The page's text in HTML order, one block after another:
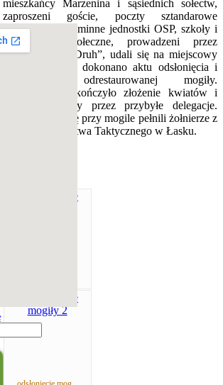
mieszkańcy Marzenina i sąsiednich sołectw,
zaproszeni goście, poczty sztandarowe
reprezentujące gminne jednostki OSP, szkoły i
organizacje społeczne, prowadzeni przez
orkiestrę dętą „Druh”, udali się na miejscowy
cmentarz, gdzie dokonano aktu odsłonięcia i
poświęcenia odrestaurowanej mogiły.
Uroczystość zakończyło złożenie kwiatów i
zapalenie zniczy przez przybyłe delegacje.
Honorową wartę przy mogile pełnili żołnierze z
32. Bazy Lotnictwa Taktycznego w Łasku.